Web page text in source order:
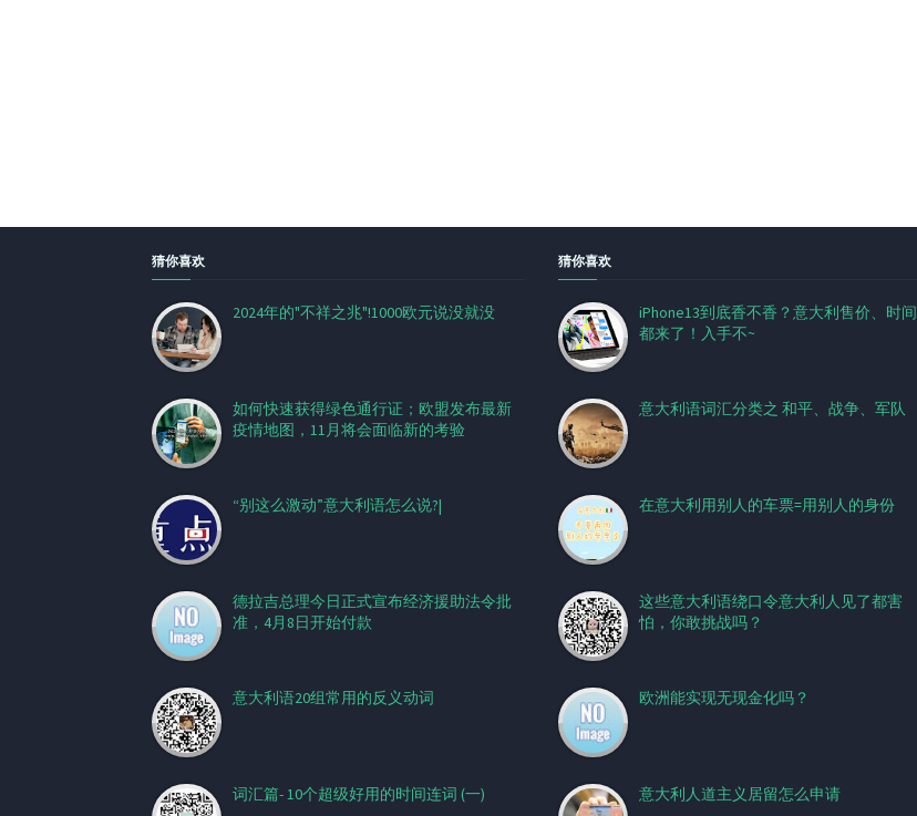
猜你喜欢
2024年的"不祥之兆"!1000欧元说没就没
如何快速获得绿色通行证；欧盟发布最新
疫情地图，11月将会面临新的考验
“别这么激动”意大利语怎么说?|
德拉吉总理今日正式宣布经济援助法令批
准，4月8日开始付款
意大利语20组常用的反义动词
词汇篇- 10个超级好用的时间连词 (一)
猜你喜欢
iPhone13到底香不香？意大利售价、时间
都来了！入手不~
意大利语词汇分类之 和平、战争、军队
在意大利用别人的车票=用别人的身份
这些意大利语绕口令意大利人见了都害
怕，你敢挑战吗？
欧洲能实现无现金化吗？
意大利人道主义居留怎么申请